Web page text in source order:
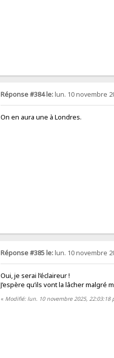
Réponse #384 le:lun. 10 novembre
On en aura une à Londres.
Réponse #385 le:lun. 10 novembre
Oui, je serai l’éclaireur !
J’espère qu’ils vont la lâcher
« Modifié: lun. 10 novembre 2025, 22:03:18